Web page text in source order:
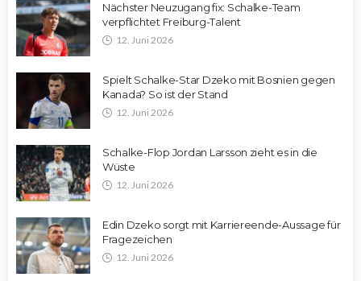
Nächster Neuzugang fix: Schalke-Team
verpflichtet Freiburg-Talent
12. Juni 2026
Spielt Schalke-Star Dzeko mit Bosnien gegen
Kanada? So ist der Stand
12. Juni 2026
Schalke-Flop Jordan Larsson zieht es in die
Wüste
12. Juni 2026
Edin Dzeko sorgt mit Karriereende-Aussage für
Fragezeichen
12. Juni 2026